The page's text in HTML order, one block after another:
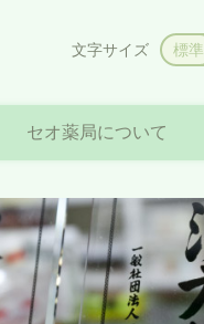
セオ薬局について
文字サイズ 標準